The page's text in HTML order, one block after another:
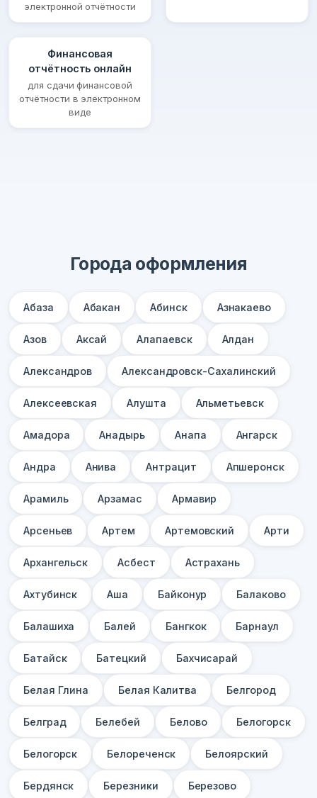
электронной отчётности
Финансовая
отчётность онлайн
для сдачи финансовой
отчётности в электронном
виде
Города оформления
Абаза Абакан Абинск Азнакаево
Азов Аксай Алапаевск Алдан
Александров Александровск-Сахалинский
Алексеевская Алушта Альметьевск
Амадора Анадырь Анапа Ангарск
Андра Анива Антрацит Апшеронск
Арамиль Арзамас Армавир
Арсеньев Артем Артемовский Арти
Архангельск Асбест Астрахань
Ахтубинск Аша Байконур Балаково
Балашиха Балей Бангкок Барнаул
Батайск Батецкий Бахчисарай
Белая Глина Белая Калитва Белгород
Белград Белебей Белово Белогорск
Белогорск Белореченск Белоярский
Бердянск Березники Березово